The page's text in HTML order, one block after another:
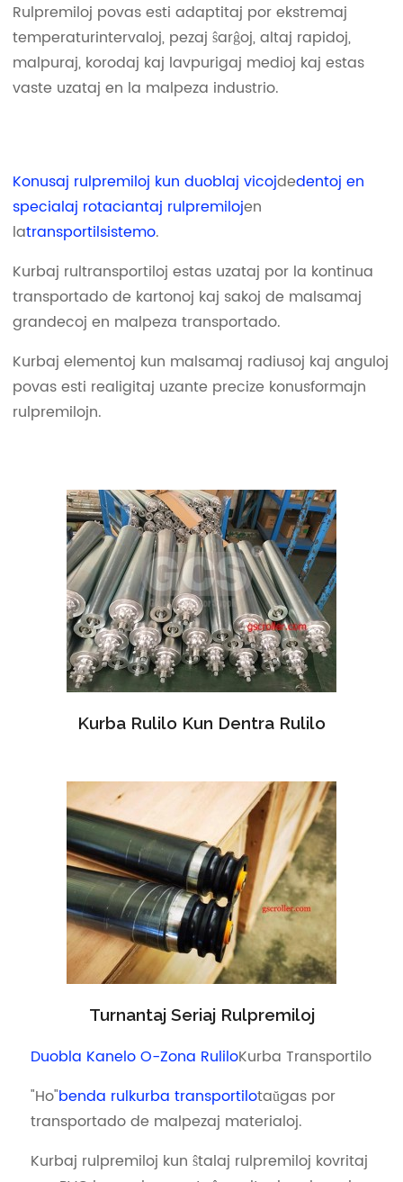
Rulpremiloj povas esti adaptitaj por ekstremaj
temperaturintervaloj, pezaj ŝarĝoj, altaj rapidoj,
malpuraj, korodaj kaj lavpurigaj medioj kaj estas
vaste uzataj en la malpeza industrio.
Konusaj rulpremiloj kun duoblaj vicojdedentoj en
specialaj rotaciantaj rulpremilojen
latransportilsistemo.
Kurbaj rultransportiloj estas uzataj por la kontinua
transportado de kartonoj kaj sakoj de malsamaj
grandecoj en malpeza transportado.
Kurbaj elementoj kun malsamaj radiusoj kaj anguloj
povas esti realigitaj uzante precize konusformajn
rulpremilojn.
Kurba Rulilo Kun Dentra Rulilo
Turnantaj Seriaj Rulpremiloj
Duobla Kanelo O-Zona RuliloKurba Transportilo
"Ho"benda rulkurba transportilotaŭgas por
transportado de malpezaj materialoj.
Kurbaj rulpremiloj kun ŝtalaj rulpremiloj kovritaj